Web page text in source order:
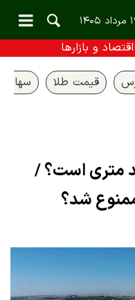
قیمت طلا سهام
متری است؟ /